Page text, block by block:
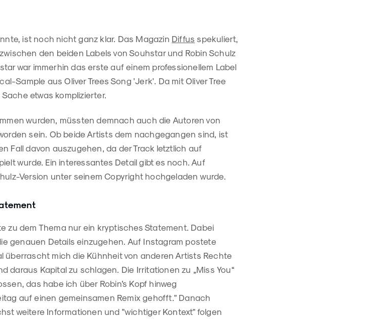
ist noch nicht ganz klar. Das Magazin Diffus spekuliert,
den beiden Labels von Souhstar und Robin Schulz
war immerhin das erste auf einem professionellem Label
Sample aus Oliver Trees Song 'Jerk'. Da mit Oliver Tree
etwas komplizierter.
wurden, müssten demnach auch die Autoren von
sein. Ob beide Artists dem nachgegangen sind, ist
Fall davon auszugehen, da der Track letztlich auf
wurde. Ein interessantes Detail gibt es noch. Auf
Version unter seinem Copyright hochgeladen wurde.
zu dem Thema nur ein kryptisches Statement. Dabei
genauen Details einzugehen. Auf Instagram postete
überrascht mich die Kühnheit von anderen Artists Rechte
daraus Kapital zu schlagen. Die Irritationen zu „Miss You“
das habe ich über Robin’s Kopf hinweg
auf einen gemeinsamen Remix gehofft." Danach
weitere Informationen und "wichtiger Kontext" folgen